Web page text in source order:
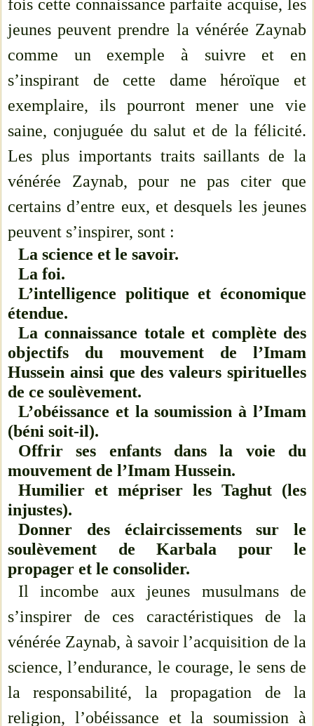
fois cette connaissance parfaite acquise, les
jeunes peuvent prendre la vénérée Zaynab
comme un exemple à suivre et en
s’inspirant de cette dame héroïque et
exemplaire, ils pourront mener une vie
saine, conjuguée du salut et de la félicité.
Les plus importants traits saillants de la
vénérée Zaynab, pour ne pas citer que
certains d’entre eux, et desquels les jeunes
peuvent s’inspirer, sont :
La science et le savoir.
La foi.
L’intelligence politique et économique
étendue.
La connaissance totale et complète des
objectifs du mouvement de l’Imam
Hussein ainsi que des valeurs spirituelles
de ce soulèvement.
L’obéissance et la soumission à l’Imam
(béni soit-il).
Offrir ses enfants dans la voie du
mouvement de l’Imam Hussein.
Humilier et mépriser les Taghut (les
injustes).
Donner des éclaircissements sur le
soulèvement de Karbala pour le
propager et le consolider.
Il incombe aux jeunes musulmans de
s’inspirer de ces caractéristiques de la
vénérée Zaynab, à savoir l’acquisition de la
science, l’endurance, le courage, le sens de
la responsabilité, la propagation de la
religion, l’obéissance et la soumission à